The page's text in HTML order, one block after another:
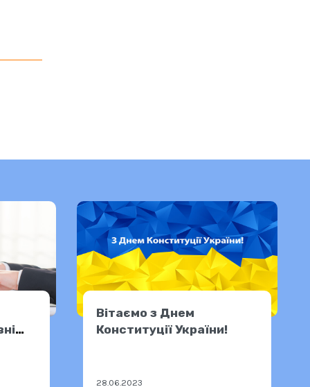
Вітаємо з Днем
Конституції України!
28.06.2023